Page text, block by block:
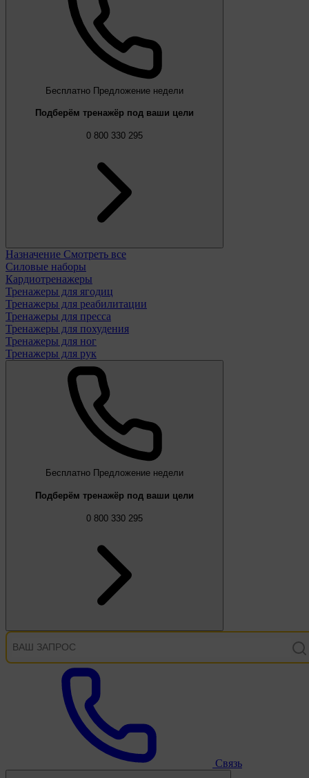
Бесплатно Предложение недели
Подберём тренажёр под ваши цели
0 800 330 295
Назначение Смотреть все
Силовые наборы
Кардиотренажеры
Тренажеры для ягодиц
Тренажеры для реабилитации
Тренажеры для пресса
Тренажеры для похудения
Тренажеры для ног
Тренажеры для рук
Бесплатно Предложение недели
Подберём тренажёр под ваши цели
0 800 330 295
Связь